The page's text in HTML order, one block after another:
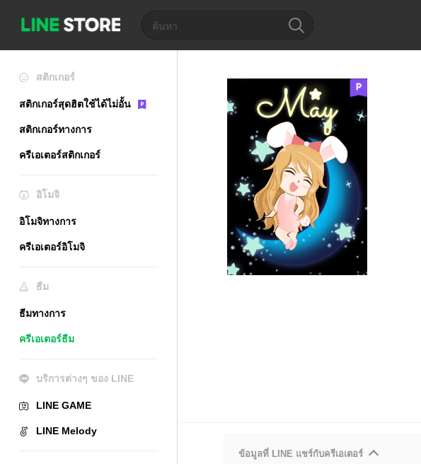
สติกเกอร์
สติกเกอร์สุดฮิตใช้ได้ไม่อั้น
สติกเกอร์ทางการ
ครีเอเตอร์สติกเกอร์
อิโมจิ
อิโมจิทางการ
ครีเอเตอร์อิโมจิ
ธีม
ธีมทางการ
ครีเอเตอร์ธีม
บริการต่างๆ ของ LINE
LINE GAME
LINE Melody
ข้อมูลที่ LINE แชร์กับครีเอเตอร์